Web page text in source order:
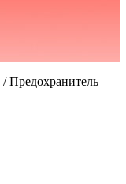
/Предохранитель